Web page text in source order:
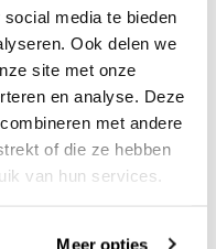
media te bieden
Ook delen we
site met onze
en analyse. Deze
met andere
of die ze hebben
van hun services.
Meer opties